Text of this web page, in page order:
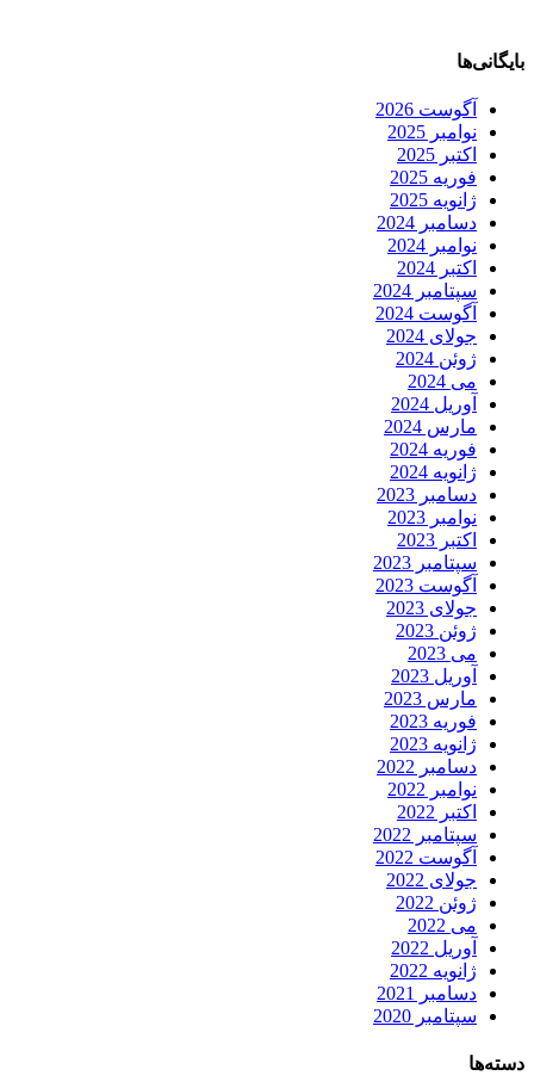
بایگانی‌ها
آگوست 2026
نوامبر 2025
اکتبر 2025
فوریه 2025
ژانویه 2025
دسامبر 2024
نوامبر 2024
اکتبر 2024
سپتامبر 2024
آگوست 2024
جولای 2024
ژوئن 2024
می 2024
آوریل 2024
مارس 2024
فوریه 2024
ژانویه 2024
دسامبر 2023
نوامبر 2023
اکتبر 2023
سپتامبر 2023
آگوست 2023
جولای 2023
ژوئن 2023
می 2023
آوریل 2023
مارس 2023
فوریه 2023
ژانویه 2023
دسامبر 2022
نوامبر 2022
اکتبر 2022
سپتامبر 2022
آگوست 2022
جولای 2022
ژوئن 2022
می 2022
آوریل 2022
ژانویه 2022
دسامبر 2021
سپتامبر 2020
دسته‌ها